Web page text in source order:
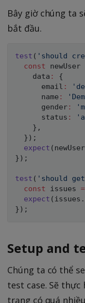
Bây giờ chúng ta
bắt đầu.
test ( 'should
const newUser
    data
:
{
      email
:
      name
:
      gender
:
      status
:
} ,
} ) ;
expect ( newUser
} ) ;
test ( 'should
const issues =
expect ( issues .
} ) ;
Setup and
Chúng ta có thể
test case. Sẽ
trạng có quá